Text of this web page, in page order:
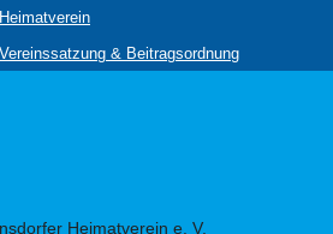
Heimatverein
Vereinssatzung & Beitragsordnung